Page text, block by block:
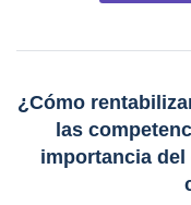
¿Cómo
las
importancia